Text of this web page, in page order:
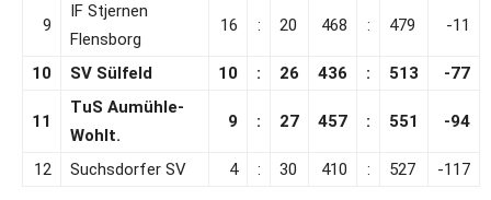
9
IF Stjernen
Flensborg
16 : 20 468 : 479 -11
10 SV Sülfeld 10 : 26 436 : 513 -77
11
TuS Aumühle-
Wohlt.
9 : 27 457 : 551 -94
12 Suchsdorfer SV 4 : 30 410 : 527 -117